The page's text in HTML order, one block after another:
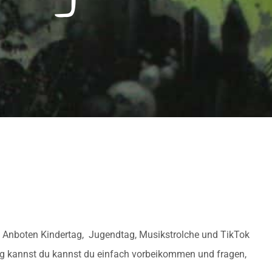
Kindertag, Jugendtag, Musikstrolche und TikTok
kannst du kannst du einfach vorbeikommen und fragen,